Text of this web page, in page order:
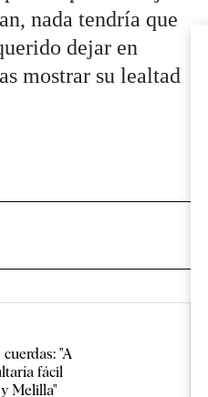
nada tendría que
dejar en
mostrar su lealtad
"A
fácil
Melilla"